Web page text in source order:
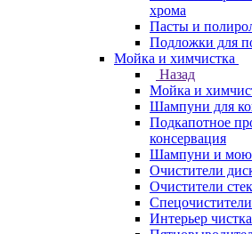
хрома
Пасты и
Подложки для
Мойка и химчистка
Назад
Мойка и
Шампуни для
Подкапотное
консервация
Шампуни и
Очистители
Очистители
Спецочистители
Интерьер